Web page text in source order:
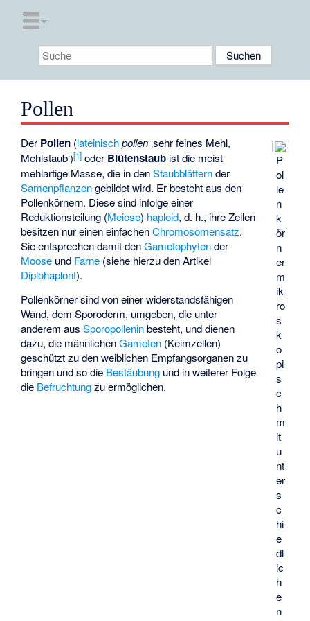
Pollen
P
ol
le
n
k
ör
n
er
m
ik
ro
s
k
o
pi
s
c
h
m
it
u
nt
er
s
c
hi
e
dl
ic
h
e
n
Der Pollen (lateinisch pollen ‚sehr feines Mehl,
Mehlstaub‘)[1] oder Blütenstaub ist die meist
mehlartige Masse, die in denStaubblätternder
Samenpflanzengebildet wird. Er besteht aus den
Pollenkörnern. Diese sind infolge einer
Reduktionsteilung (Meiose) haploid, d. h., ihre Zellen
besitzen nur einen einfachenChromosomensatz.
Sie entsprechen damit denGametophytender
Moose und Farne (siehe hierzu den Artikel
Diplohaplont).
Pollenkörner sind von einer widerstandsfähigen
Wand, dem Sporoderm, umgeben, die unter
anderem ausSporopolleninbesteht, und dienen
dazu, die männlichenGameten (Keimzellen)
geschützt zu den weiblichen Empfangsorganen zu
bringen und so die Bestäubung und in weiterer Folge
die Befruchtungzu ermöglichen.